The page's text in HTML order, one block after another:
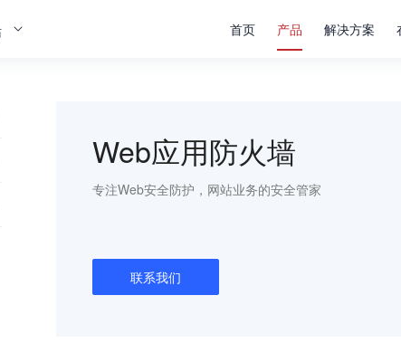
首页 产品 解决方案
Web应用防火墙
专注Web安全防护，网站业务的安全管家
联系我们